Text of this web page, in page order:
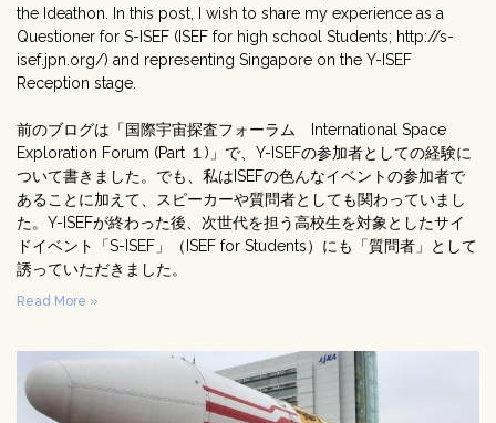
the Ideathon. In this post, I wish to share my experience as a
Questioner for S-ISEF (ISEF for high school Students; http://s-
isef.jpn.org/) and representing Singapore on the Y-ISEF
Reception stage.
前のブログは「国際宇宙探査フォーラム International Space
Exploration Forum (Part １)」で、Y-ISEFの参加者としての経験に
ついて書きました。でも、私はISEFの色んなイベントの参加者で
あることに加えて、スピーカーや質問者としても関わっていまし
た。Y-ISEFが終わった後、次世代を担う高校生を対象としたサイ
ドイベント「S-ISEF」（ISEF for Students）にも「質問者」として
誘っていただきました。
Read More »